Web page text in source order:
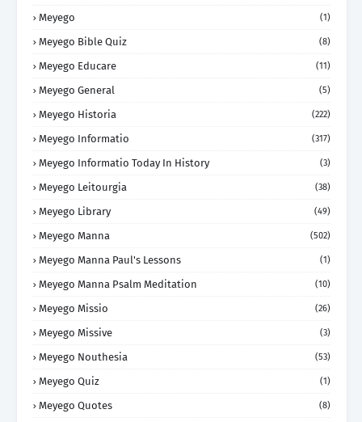
Meyego (1)
Meyego Bible Quiz (8)
Meyego Educare (11)
Meyego General (5)
Meyego Historia (222)
Meyego Informatio (317)
Meyego Informatio Today In History (3)
Meyego Leitourgia (38)
Meyego Library (49)
Meyego Manna (502)
Meyego Manna Paul's Lessons (1)
Meyego Manna Psalm Meditation (10)
Meyego Missio (26)
Meyego Missive (3)
Meyego Nouthesia (53)
Meyego Quiz (1)
Meyego Quotes (8)